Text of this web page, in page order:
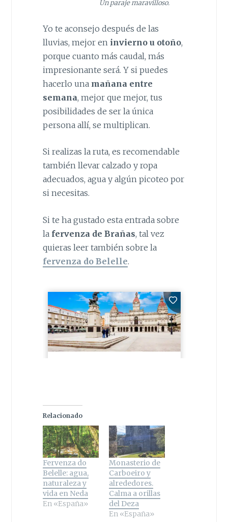
Un paraje maravilloso.
Yo te aconsejo después de las
lluvias, mejor en invierno u otoño,
porque cuanto más caudal, más
impresionante será. Y si puedes
hacerlo una mañana entre
semana, mejor que mejor, tus
posibilidades de ser la única
persona allí, se multiplican.
Si realizas la ruta, es recomendable
también llevar calzado y ropa
adecuados, agua y algún picoteo por
si necesitas.
Si te ha gustado esta entrada sobre
lafervenza de Brañas, tal vez
quieras leer también sobre la
fervenza do Belelle.
Relacionado
Fervenza do
Belelle: agua,
naturaleza y
vida en Neda
En «España»
Monasterio de
Carboeiro y
alrededores.
Calma a orillas
del Deza
En «España»